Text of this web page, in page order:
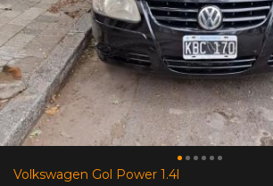
Volkswagen Gol Power 1.4l